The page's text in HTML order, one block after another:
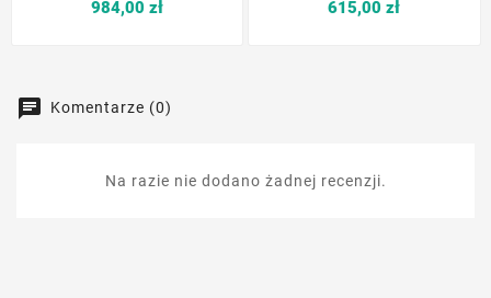
984,00 złCena 615,00 złCena
Komentarze (0)
Na razie nie dodano żadnej recenzji.